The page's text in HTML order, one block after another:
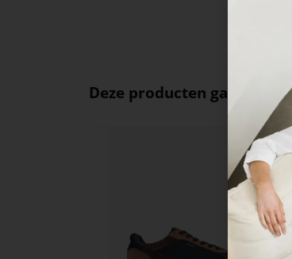
Deze producten ga je leuk